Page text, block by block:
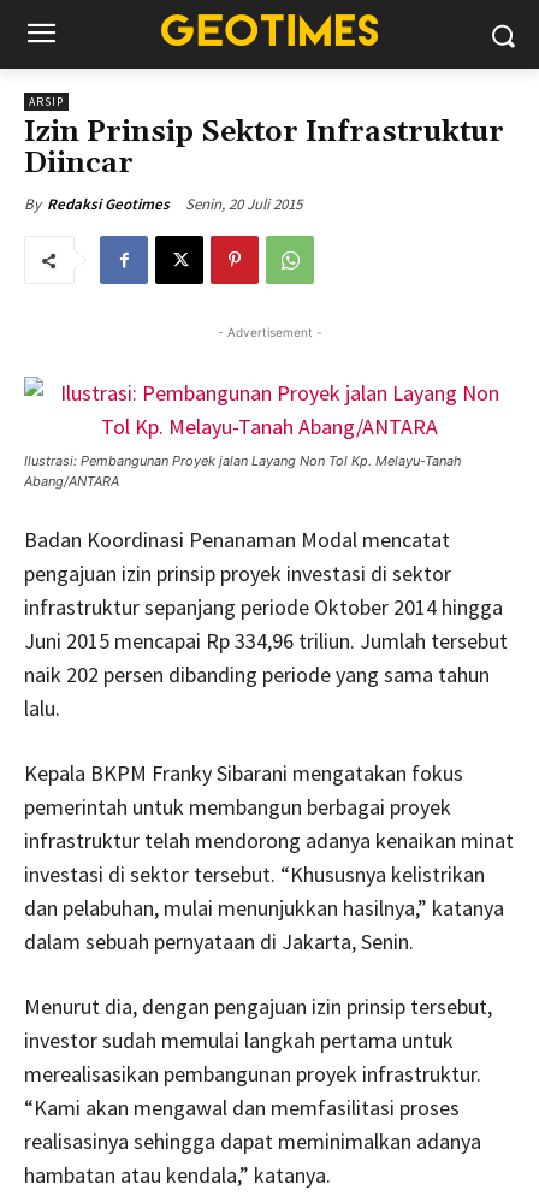
ARSIP
Izin Prinsip Sektor Infrastruktur
Diincar
By Redaksi Geotimes Senin, 20 Juli 2015
- Advertisement -
Ilustrasi: Pembangunan Proyek jalan Layang Non Tol Kp. Melayu-Tanah
Abang/ANTARA
Badan Koordinasi Penanaman Modal mencatat
pengajuan izin prinsip proyek investasi di sektor
infrastruktur sepanjang periode Oktober 2014 hingga
Juni 2015 mencapai Rp 334,96 triliun. Jumlah tersebut
naik 202 persen dibanding periode yang sama tahun
lalu.
Kepala BKPM Franky Sibarani mengatakan fokus
pemerintah untuk membangun berbagai proyek
infrastruktur telah mendorong adanya kenaikan minat
investasi di sektor tersebut. “Khususnya kelistrikan
dan pelabuhan, mulai menunjukkan hasilnya,” katanya
dalam sebuah pernyataan di Jakarta, Senin.
Menurut dia, dengan pengajuan izin prinsip tersebut,
investor sudah memulai langkah pertama untuk
merealisasikan pembangunan proyek infrastruktur.
“Kami akan mengawal dan memfasilitasi proses
realisasinya sehingga dapat meminimalkan adanya
hambatan atau kendala,” katanya.